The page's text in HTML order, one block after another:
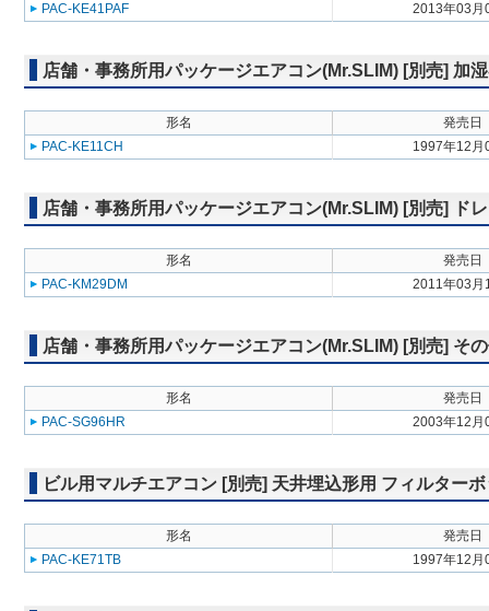
PAC-KE41PAF
2013年03月
店舗・事務所用パッケージエアコン(Mr.SLIM) [別売] 加
形名
発売日
PAC-KE11CH
1997年12月
店舗・事務所用パッケージエアコン(Mr.SLIM) [別売] ド
形名
発売日
PAC-KM29DM
2011年03月
店舗・事務所用パッケージエアコン(Mr.SLIM) [別売] そ
形名
発売日
PAC-SG96HR
2003年12月
ビル用マルチエアコン [別売] 天井埋込形用 フィルター
形名
発売日
PAC-KE71TB
1997年12月